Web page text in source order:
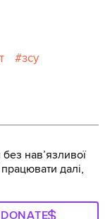
зсу
навʼязливої
далі,
DONATE